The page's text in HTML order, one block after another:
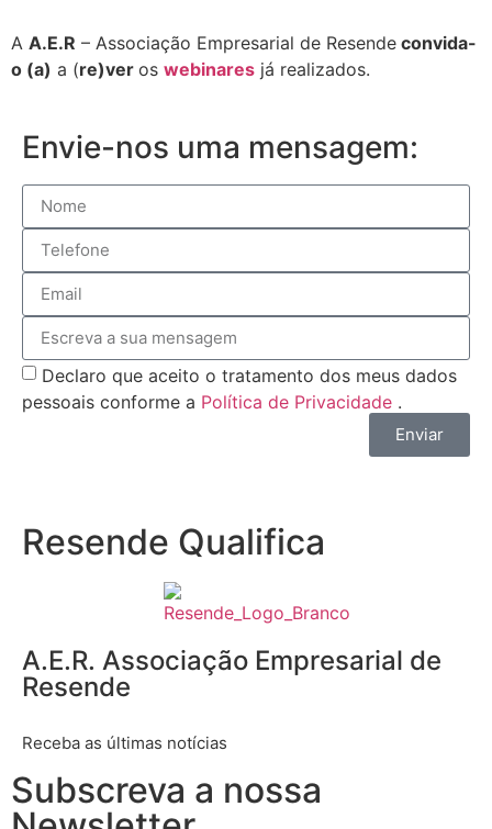
A A.E.R – Associação Empresarial de Resende convida-
o (a) a (re)ver os webinares já realizados.
Envie-nos uma mensagem:
Declaro que aceito o tratamento dos meus dados
pessoais conforme a Política de Privacidade .
Enviar
Resende Qualifica
A.E.R. Associação Empresarial de
Resende
Receba as últimas notícias
Subscreva a nossa